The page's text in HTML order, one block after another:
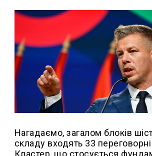
Нагадаємо, загалом блоків
складу входять 33
Кластер, що стосується